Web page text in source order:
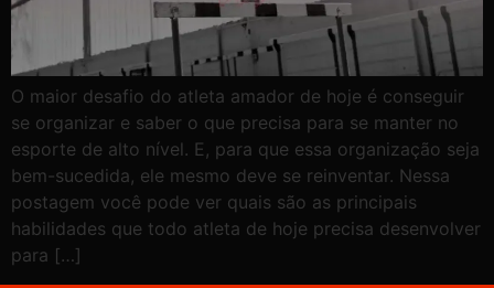
O maior desafio do atleta amador de hoje é conseguir
se organizar e saber o que precisa para se manter no
esporte de alto nível. E, para que essa organização seja
bem-sucedida, ele mesmo deve se reinventar. Nessa
postagem você pode ver quais são as principais
habilidades que todo atleta de hoje precisa desenvolver
para […]